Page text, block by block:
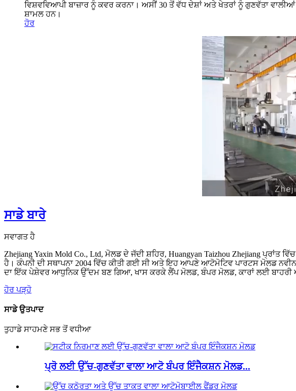
ਵਿਸ਼ਵਵਿਆਪੀ ਬਾਜ਼ਾਰ ਨੂੰ ਕਵਰ ਕਰਨਾ। ਅਸੀਂ 30 ਤੋਂ ਵੱਧ ਦੇਸ਼ਾਂ ਅਤੇ ਖੇਤਰਾਂ ਨੂੰ ਗੁਣਵੱਤਾ
ਸ਼ਾਮਲ ਹਨ।
ਹੋਰ
ਸਾਡੇ ਬਾਰੇ
ਸਵਾਗਤ ਹੈ
Zhejiang Yaxin Mold Co., Ltd, ਮੋਲਡ ਦੇ ਜੱਦੀ ਸ਼ਹਿਰ, Huangyan Taizhou Zhejiang
ਹੈ। ਕੰਪਨੀ ਦੀ ਸਥਾਪਨਾ 2004 ਵਿੱਚ ਕੀਤੀ ਗਈ ਸੀ ਅਤੇ ਇਹ ਆਪਣੇ ਆਟੋਮੋਟਿਵ ਪਾਰਟਸ ਮੋਲਡ
ਦਾ ਇੱਕ ਪੇਸ਼ੇਵਰ ਆਧੁਨਿਕ ਉੱਦਮ ਬਣ ਗਿਆ, ਖਾਸ ਕਰਕੇ ਲੈਂਪ ਮੋਲਡ, ਬੰਪਰ ਮੋਲਡ, ਕਾਰਾਂ ਲਈ ਬਾਹਰੀ
ਹੋਰ ਪੜ੍ਹੋ
ਸਾਡੇ ਉਤਪਾਦ
ਤੁਹਾਡੇ ਸਾਹਮਣੇ ਸਭ ਤੋਂ ਵਧੀਆ
ਪ੍ਰੋ ਲਈ ਉੱਚ-ਗੁਣਵੱਤਾ ਵਾਲਾ ਆਟੋ ਬੰਪਰ ਇੰਜੈਕਸ਼ਨ ਮੋਲਡ...